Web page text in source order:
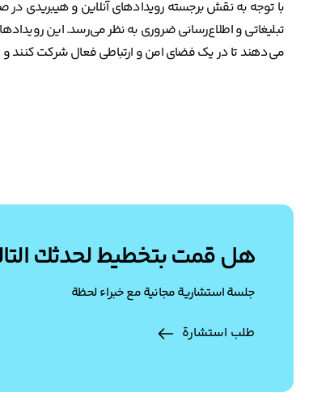
با توجه به نقش برجسته رویدادهای آنلاین و هیبریدی در
تبلیغاتی و اطلاع‌رسانی ضروری به نظر می‌رسد. این
می‌دهند تا در یک فضای امن و ارتباطی فعال شرکت کنند
هل قمت بتخطيط لحدثك
جلسة استشارية مجانية مع خبراء لحظة
طلب استشارة